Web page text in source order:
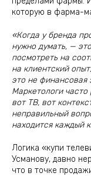
которую в фарма-
«Когда у бренда
нужно думать, —
посмотреть на
на клиентский
это не финансовая
Маркетологи
вот ТВ, вот
неправильный
находится каждый
Логика «купи
Усманову, давно
что в точке